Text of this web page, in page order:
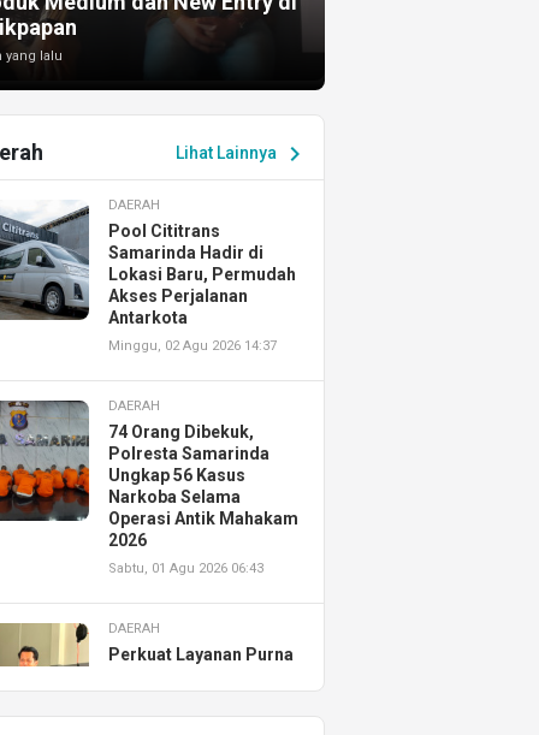
yang lalu
Lihat Lainnya chevron_right
DAERAH
Pool Cititrans
Samarinda Hadir di
Lokasi Baru, Permudah
Akses Perjalanan
Antarkota
Minggu, 02 Agu 2026 14:37
DAERAH
74 Orang Dibekuk,
Polresta Samarinda
Ungkap 56 Kasus
Narkoba Selama
Operasi Antik Mahakam
2026
Sabtu, 01 Agu 2026 06:43
DAERAH
Perkuat Layanan Purna
Resmikan AHASS